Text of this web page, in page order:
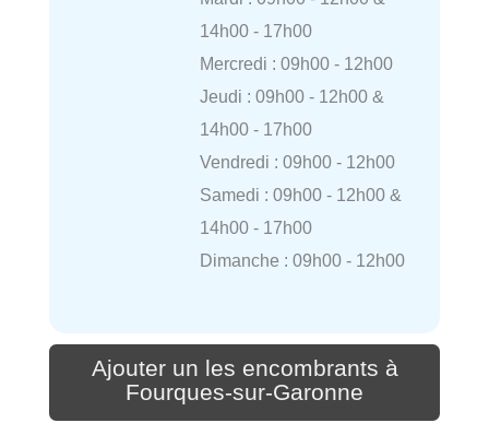
14h00 - 17h00
Mercredi : 09h00 - 12h00
Jeudi : 09h00 - 12h00 &
14h00 - 17h00
Vendredi : 09h00 - 12h00
Samedi : 09h00 - 12h00 &
14h00 - 17h00
Dimanche : 09h00 - 12h00
Ajouter un les encombrants à
Fourques-sur-Garonne